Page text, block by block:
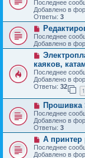
щ
е
н
е
о
е
с
о
о
б
щ
е
н
и
е
Последнее
Добавлено в
Ответы: 3
Н
о
в
о
е
с
о
о
б
е
и
е
Последнее
Добавлено в
Н
в
о
е
с
о
б
щ
е
н
и
е
каяков,
Последнее
Добавлено в
Ответы: 32
1
Н
о
в
о
е
с
о
о
Прошивка
Последнее
Добавлено в
Ответы: 3
Н
о
в
А принтер
Последнее
Добавлено в